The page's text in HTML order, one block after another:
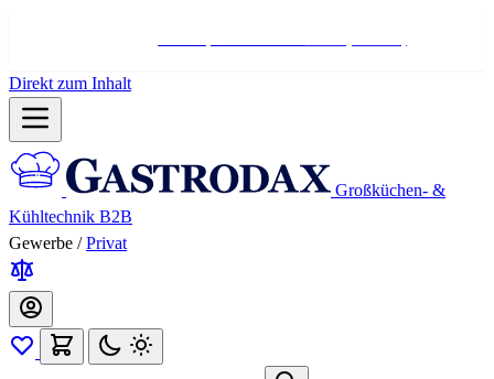
Direkt zum Inhalt
Großküchen- &
Kühltechnik B2B
Gewerbe / Privat